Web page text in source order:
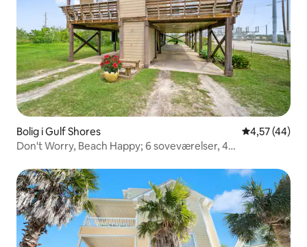
Bolig i Gulf Shores 4,57 ud af 5 i
4,57 (44)
Don't Worry, Beach Happy; 6 soveværelser, 4